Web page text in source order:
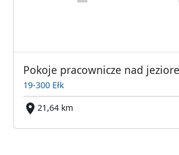
Pokoje pracownicze nad
19-300 Ełk
21,64 km